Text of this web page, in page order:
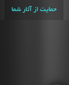
حمایت از آثار شما